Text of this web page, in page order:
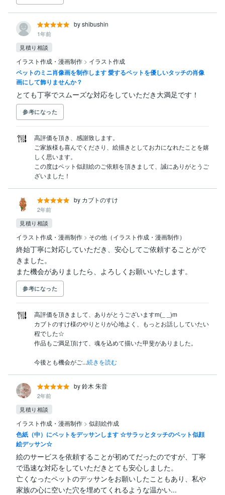
by shibushin
1年前
見積り相談
イラスト作成・漫画制作 > イラスト作成
ペットのミニ肖像画を制作します 愛するペットを優しいタッチの肖像
画にして飾りませんか？
とても丁寧でスムーズな対応をしていただき大満足です！
参考になった
高評価を頂き、感謝致します。
ご家族様も喜んでくださり、絵描きとしてお力になれたことを嬉
しく思います。
この度はペット似顔絵のご依頼を頂きまして、誠にありがとうご
ざいました！
by カブトのすけ
2年前
見積り相談
イラスト作成・漫画制作 > その他（イラスト作成・漫画制作）
終始丁寧に対応していただき、安心してご依頼することがで
きました。
また機会がありましたら、よろしくお願いいたします。
参考になった
高評価を頂きまして、ありがとうございますm(_ _)m
カブトのすけ様のやりとりが心地よく、もっとお話ししていたい
程でした☆
作品もご満足頂けて、魂を込めて描いた甲斐がありました。
今後とも機会がご...続きを読む
by 鈴木 朱音
2年前
見積り相談
イラスト作成・漫画制作 > 似顔絵作成
色紙（中）にペットをデッサンします ☆サラッとタッチのペット似顔
絵デッサン☆
絵のサービスを依頼することが初めてだったのですが、丁寧
で迅速な対応をしていただきとても安心しました。
亡くなったペットのデッサンをお願いしたこともあり、私や
家族の心に空いた穴を埋めてくれるような温かい...